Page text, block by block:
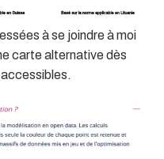
à se joindre à moi
carte alternative dès